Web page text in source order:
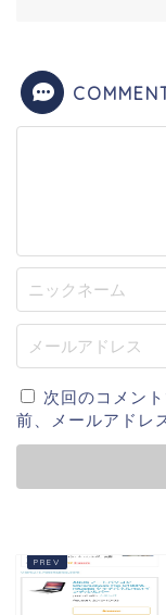
次回のコメン
前、メールアドレ